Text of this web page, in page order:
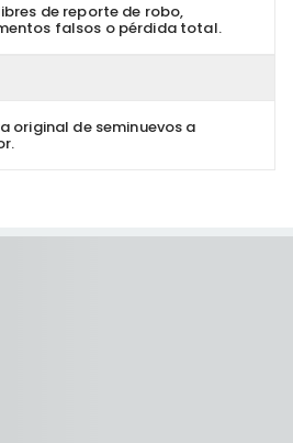
de reporte de robo,
falsos o pérdida total.
original de seminuevos a